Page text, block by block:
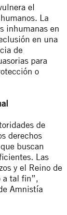
el
La
inhumanas en
en una
de
para
o
de
derechos
buscan
Las
y el Reino de
a tal fin”,
Amnistía